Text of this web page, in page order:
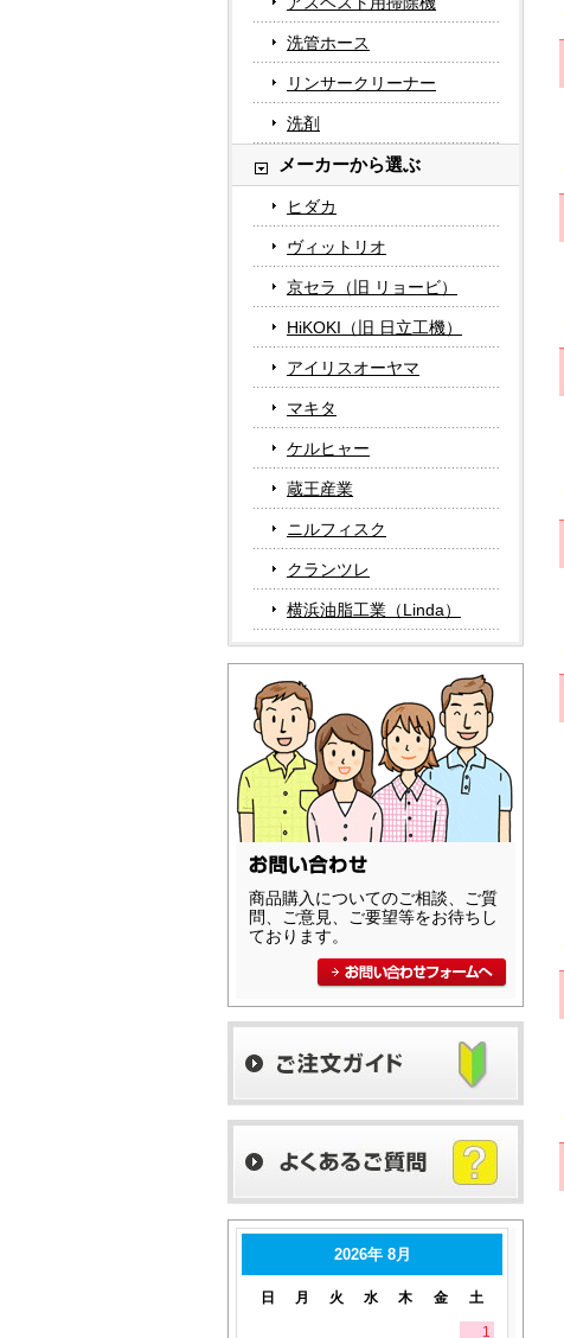
洗管ホース
リンサークリーナー
洗剤
メーカーから選ぶ
ヒダカ
ヴィットリオ
京セラ（旧 リョービ）
HiKOKI（旧 日立工機）
アイリスオーヤマ
マキタ
ケルヒャー
蔵王産業
ニルフィスク
クランツレ
横浜油脂工業（Linda）
商品購入についてのご相談、ご質
問、ご意見、ご要望等をお待ちし
ております。